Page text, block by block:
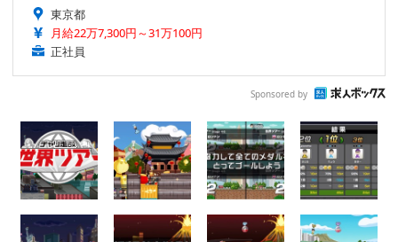
東京都
月給22万7,300円～31万100円
正社員
Sponsored by